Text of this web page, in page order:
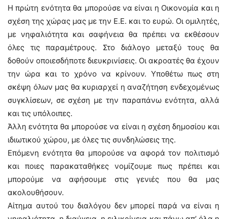
Η πρώτη ενότητα θα μπορούσε να είναι η Οικονομία και η
σχέση της χώρας μας με την Ε.Ε. και το ευρώ. Οι ομιλητές,
με νηφαλιότητα και σαφήνεια θα πρέπει να εκθέσουν
όλες τις παραμέτρους. Στο διάλογο μεταξύ τους θα
δοθούν οποιεσδήποτε διευκρινίσεις. Οι ακροατές θα έχουν
την ώρα και το χρόνο να κρίνουν. Υποθέτω πως στη
σκέψη όλων μας θα κυριαρχεί η αναζήτηση ενδεχομένως
συγκλίσεων, σε σχέση με την παραπάνω ενότητα, αλλά
και τις υπόλοιπες.
Άλλη ενότητα θα μπορούσε να είναι η σχέση δημοσίου και
ιδιωτικού χώρου, με όλες τις συνδηλώσεις της.
Επόμενη ενότητα θα μπορούσε να αφορά τον πολιτισμό
και ποιες παρακαταθήκες νομίζουμε πως πρέπει και
μπορούμε να αφήσουμε στις γενιές που θα μας
ακολουθήσουν.
Αίτημα αυτού του διαλόγου δεν μπορεί παρά να είναι η